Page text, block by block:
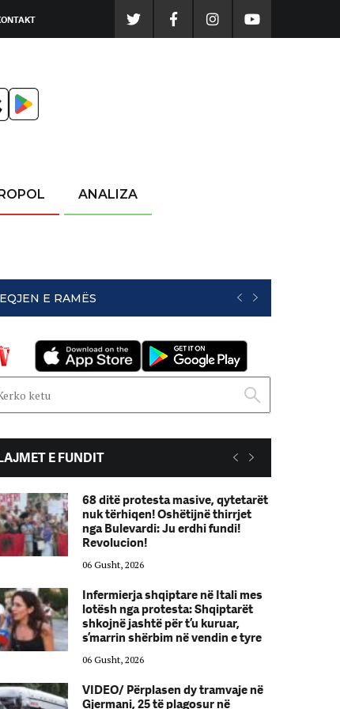
ANALIZA
E RAMËS PREVIOUS
NEXT
E FUNDIT
68 ditë protesta masive, qytetarët
nuk tërhiqen! Oshëtijnë thirrjet
nga Bulevardi: Ju erdhi fundi!
Revolucion!
06 Gusht, 2026
Infermierja shqiptare në Itali mes
lotësh nga protesta: Shqiptarët
shkojnë jashtë për t’u kuruar,
s’marrin shërbim në vendin e tyre
06 Gusht, 2026
VIDEO/ Përplasen dy tramvaje në
Gjermani, 25 të plagosur në